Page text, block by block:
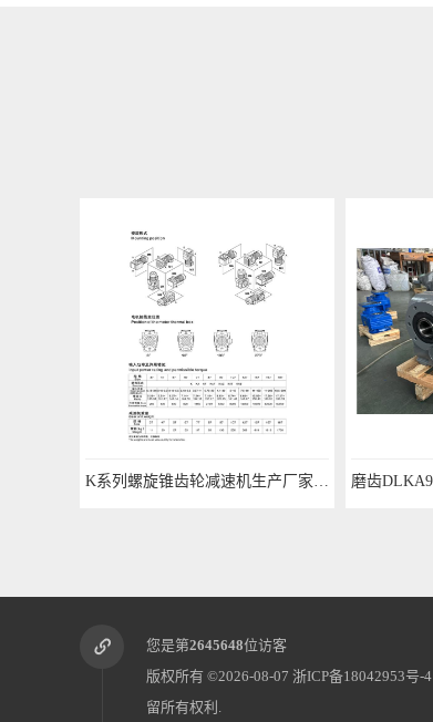
K系列螺旋锥齿轮减速机生产厂家 经验丰富
您是第2645648位访客
版权所有 ©2026-08-07 浙ICP备18042953号-4
留所有权利.